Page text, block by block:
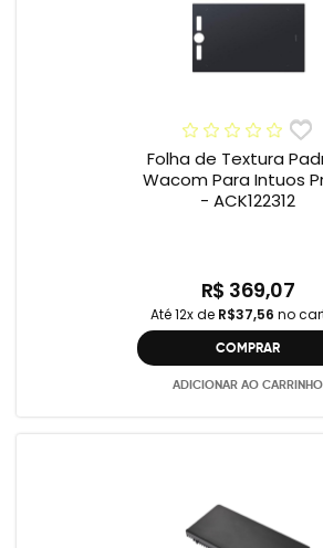
Folha de Textura
Wacom Para Intuos
- ACK122312
R$ 369,07
Até 12x de R$37,56 no
COMPRAR
ADICIONAR AO CARRINHO